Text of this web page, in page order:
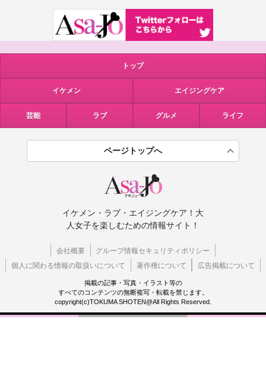
トップ
イケメン エイジングケア
芸能 ラブ グルメ ライフ
ページトップへ
イケメン・ラブ・エイジングケア！大
人女子を楽しむための情報サイト！
会社概要
グループ情報セキュリティポリシー
個人に関わる情報の取扱いについて
著作権について 広告掲載について
掲載の記事・写真・イラスト等の
すべてのコンテンツの無断複写・転載を禁じます。
copyright(c)TOKUMA SHOTEN@All Rights Reserved.